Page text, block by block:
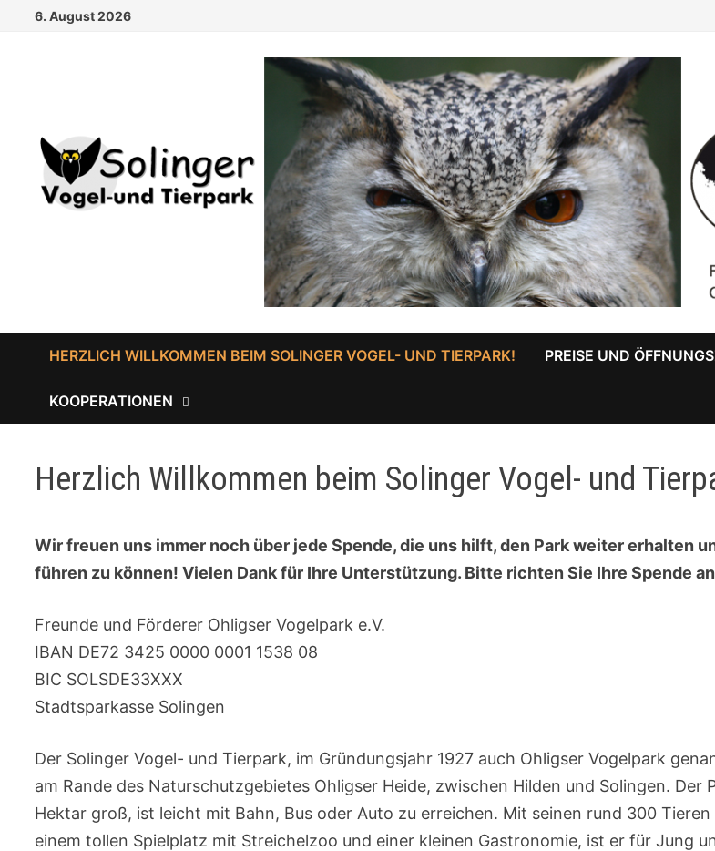
6. August 2026
HERZLICH WILLKOMMEN BEIM SOLINGER VOGEL- UND TIERPARK! PREISE UND
KOOPERATIONEN
Herzlich Willkommen beim Solinger Vogel- und
Wir freuen uns immer noch über jede Spende, die uns hilft, den Park weiter erhalten
führen zu können! Vielen Dank für Ihre Unterstützung. Bitte richten Sie Ihre Spende
Freunde und Förderer Ohligser Vogelpark e.V.
IBAN DE72 3425 0000 0001 1538 08
BIC SOLSDE33XXX
Stadtsparkasse Solingen
Der Solinger Vogel- und Tierpark, im Gründungsjahr 1927 auch Ohligser Vogelpark
am Rande des Naturschutzgebietes Ohligser Heide, zwischen Hilden und Solingen. Der
Hektar groß, ist leicht mit Bahn, Bus oder Auto zu erreichen. Mit seinen rund 300
einem tollen Spielplatz mit Streichelzoo und einer kleinen Gastronomie, ist er für Jung